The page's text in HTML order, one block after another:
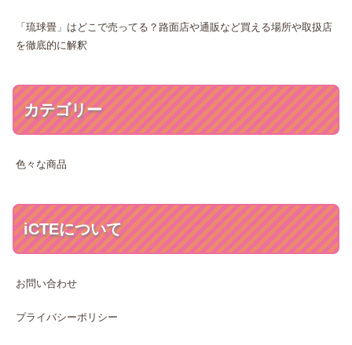
「琉球畳」はどこで売ってる？路面店や通販など買える場所や取扱店
を徹底的に解釈
カテゴリー
色々な商品
iCTEについて
お問い合わせ
プライバシーポリシー